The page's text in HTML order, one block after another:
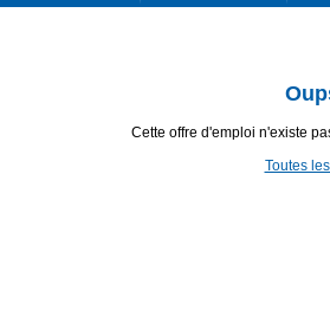
Cette offre d'emploi n'existe
Toutes